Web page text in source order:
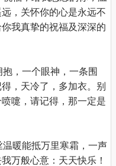
，关怀你的心是永远不
我真挚的祝福及深深的
，一个眼神，一条围
，天冷了，多加衣。别
嚏，请记得，那一定是
暖能抵万里寒霜，一声
万般心意：天天快乐！